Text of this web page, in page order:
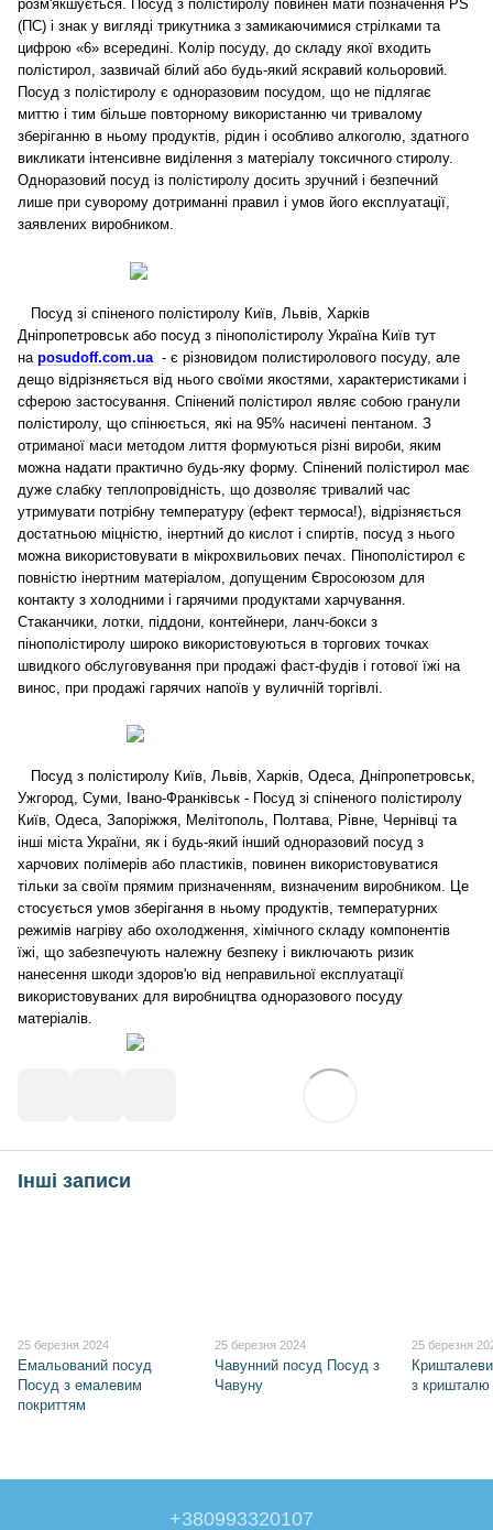
розм'якшується. Посуд з полістиролу повинен мати позначення PS
(ПС) і знак у вигляді трикутника з замикаючимися стрілками та
цифрою «6» всередині. Колір посуду, до складу якої входить
полістирол, зазвичай білий або будь-який яскравий кольоровий.
Посуд з полістиролу є одноразовим посудом, що не підлягає
миттю і тим більше повторному використанню чи тривалому
зберіганню в ньому продуктів, рідин і особливо алкоголю, здатного
викликати інтенсивне виділення з матеріалу токсичного стиролу.
Одноразовий посуд із полістиролу досить зручний і безпечний
лише при суворому дотриманні правил і умов його експлуатації,
заявлених виробником.
Посуд зі спіненого полістиролу Київ, Львів, Харків
Дніпропетровськ або посуд з пінополістиролу Україна Київ тут
на posudoff.com.ua - є різновидом полистиролового посуду, але
дещо відрізняється від нього своїми якостями, характеристиками і
сферою застосування. Спінений полістирол являє собою гранули
полістиролу, що спінюється, які на 95% насичені пентаном. З
отриманої маси методом лиття формуються різні вироби, яким
можна надати практично будь-яку форму. Спінений полістирол має
дуже слабку теплопровідність, що дозволяє тривалий час
утримувати потрібну температуру (ефект термоса!), відрізняється
достатньою міцністю, інертний до кислот і спиртів, посуд з нього
можна використовувати в мікрохвильових печах. Пінополістирол є
повністю інертним матеріалом, допущеним Євросоюзом для
контакту з холодними і гарячими продуктами харчування.
Стаканчики, лотки, піддони, контейнери, ланч-бокси з
пінополістиролу широко використовуються в торгових точках
швидкого обслуговування при продажі фаст-фудів і готової їжі на
винос, при продажі гарячих напоїв у вуличній торгівлі.
Посуд з полістиролу Київ, Львів, Харків, Одеса, Дніпропетровськ,
Ужгород, Суми, Івано-Франківськ - Посуд зі спіненого полістиролу
Київ, Одеса, Запоріжжя, Мелітополь, Полтава, Рівне, Чернівці та
інші міста України, як і будь-який інший одноразовий посуд з
харчових полімерів або пластиків, повинен використовуватися
тільки за своїм прямим призначенням, визначеним виробником. Це
стосується умов зберігання в ньому продуктів, температурних
режимів нагріву або охолодження, хімічного складу компонентів
їжі, що забезпечують належну безпеку і виключають ризик
нанесення шкоди здоров'ю від неправильної експлуатації
використовуваних для виробництва одноразового посуду
матеріалів.
Інші записи
25 березня 2024
Емальований посуд
Посуд з емалевим
покриттям
25 березня 2024
Чавунний посуд Посуд з
Чавуну
25 березня
з кришталю
+380993320107